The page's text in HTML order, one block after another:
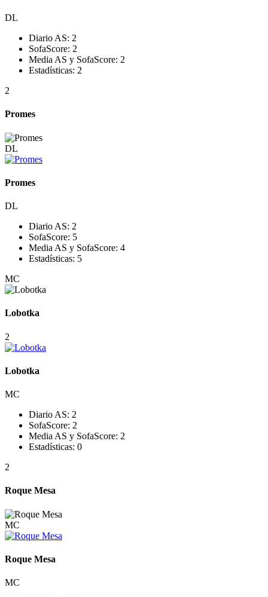
DL
Diario AS: 2
SofaScore: 2
Media AS y SofaScore: 2
Estadísticas: 2
2
Promes
DL
Promes
DL
Diario AS: 2
SofaScore: 5
Media AS y SofaScore: 4
Estadísticas: 5
MC
Lobotka
2
Lobotka
MC
Diario AS: 2
SofaScore: 2
Media AS y SofaScore: 2
Estadísticas: 0
2
Roque Mesa
MC
Roque Mesa
MC